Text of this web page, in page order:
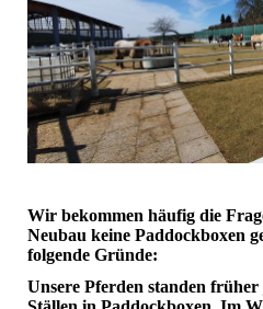
Wir bekommen häufig die
Neubau keine Paddockboxen
folgende Gründe:
Unsere Pferden standen